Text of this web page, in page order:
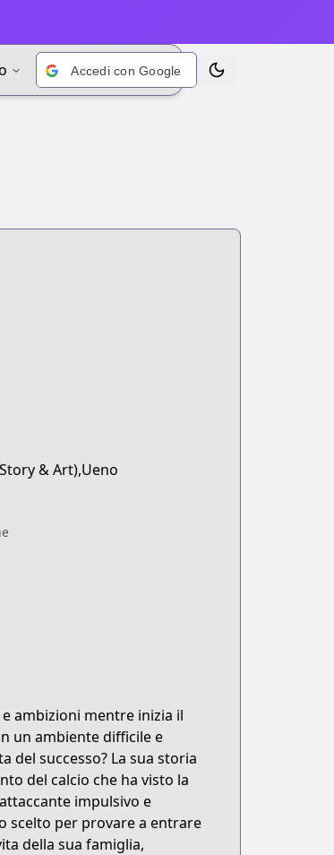
Accedi con Google Alterna tema
& Art),Ueno
ambizioni mentre inizia il
un ambiente difficile e
del successo? La sua storia
del calcio che ha visto la
impulsivo e
scelto per provare a entrare
della sua famiglia,